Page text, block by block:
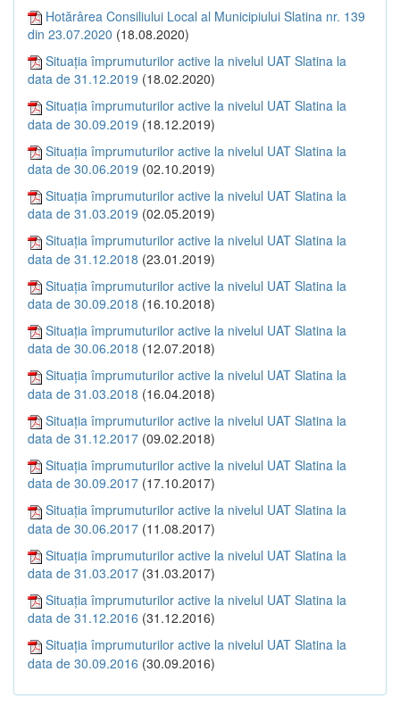
Hotărârea Consiliului Local al Municipiului Slatina nr. 139
din 23.07.2020 (18.08.2020)
Situația împrumuturilor active la nivelul UAT Slatina la
data de 31.12.2019 (18.02.2020)
Situația împrumuturilor active la nivelul UAT Slatina la
data de 30.09.2019 (18.12.2019)
Situația împrumuturilor active la nivelul UAT Slatina la
data de 30.06.2019 (02.10.2019)
Situația împrumuturilor active la nivelul UAT Slatina la
data de 31.03.2019 (02.05.2019)
Situația împrumuturilor active la nivelul UAT Slatina la
data de 31.12.2018 (23.01.2019)
Situația împrumuturilor active la nivelul UAT Slatina la
data de 30.09.2018 (16.10.2018)
Situația împrumuturilor active la nivelul UAT Slatina la
data de 30.06.2018 (12.07.2018)
Situația împrumuturilor active la nivelul UAT Slatina la
data de 31.03.2018 (16.04.2018)
Situația împrumuturilor active la nivelul UAT Slatina la
data de 31.12.2017 (09.02.2018)
Situația împrumuturilor active la nivelul UAT Slatina la
data de 30.09.2017 (17.10.2017)
Situația împrumuturilor active la nivelul UAT Slatina la
data de 30.06.2017 (11.08.2017)
Situația împrumuturilor active la nivelul UAT Slatina la
data de 31.03.2017 (31.03.2017)
Situația împrumuturilor active la nivelul UAT Slatina la
data de 31.12.2016 (31.12.2016)
Situația împrumuturilor active la nivelul UAT Slatina la
data de 30.09.2016 (30.09.2016)